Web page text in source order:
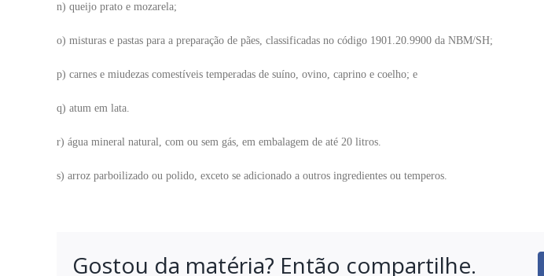
n) queijo prato e mozarela;
o) misturas e pastas para a preparação de pães, classificadas no código 1901.20.9900 da NBM/SH;
p) carnes e miudezas comestíveis temperadas de suíno, ovino, caprino e coelho; e
q) atum em lata.
r) água mineral natural, com ou sem gás, em embalagem de até 20 litros.
s) arroz parboilizado ou polido, exceto se adicionado a outros ingredientes ou temperos.
Gostou da matéria? Então compartilhe.